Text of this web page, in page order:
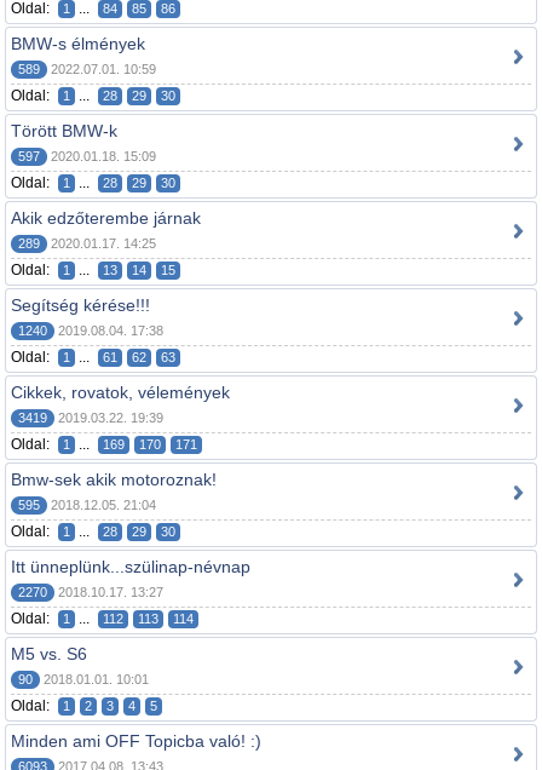
Oldal: 1 ... 84 85 86
BMW-s élmények
589 2022.07.01. 10:59
Oldal: 1 ... 28 29 30
Törött BMW-k
597 2020.01.18. 15:09
Oldal: 1 ... 28 29 30
Akik edzőterembe járnak
289 2020.01.17. 14:25
Oldal: 1 ... 13 14 15
Segítség kérése!!!
1240 2019.08.04. 17:38
Oldal: 1 ... 61 62 63
Cikkek, rovatok, vélemények
3419 2019.03.22. 19:39
Oldal: 1 ... 169 170 171
Bmw-sek akik motoroznak!
595 2018.12.05. 21:04
Oldal: 1 ... 28 29 30
Itt ünneplünk...szülinap-névnap
2270 2018.10.17. 13:27
Oldal: 1 ... 112 113 114
M5 vs. S6
90 2018.01.01. 10:01
Oldal: 1 2 3 4 5
Minden ami OFF Topicba való! :)
6093 2017.04.08. 13:43